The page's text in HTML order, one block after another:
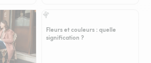
Fleurs et couleurs : quelle
signification ?